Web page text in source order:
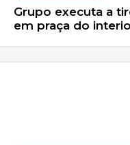
Grupo executa a
em praça do